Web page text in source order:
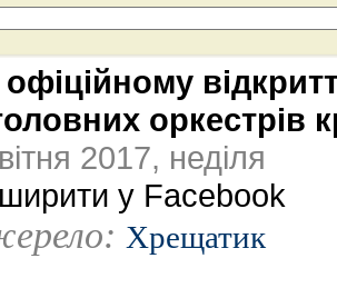
оркестрів
2017, неділя
у Facebook
Хрещатик